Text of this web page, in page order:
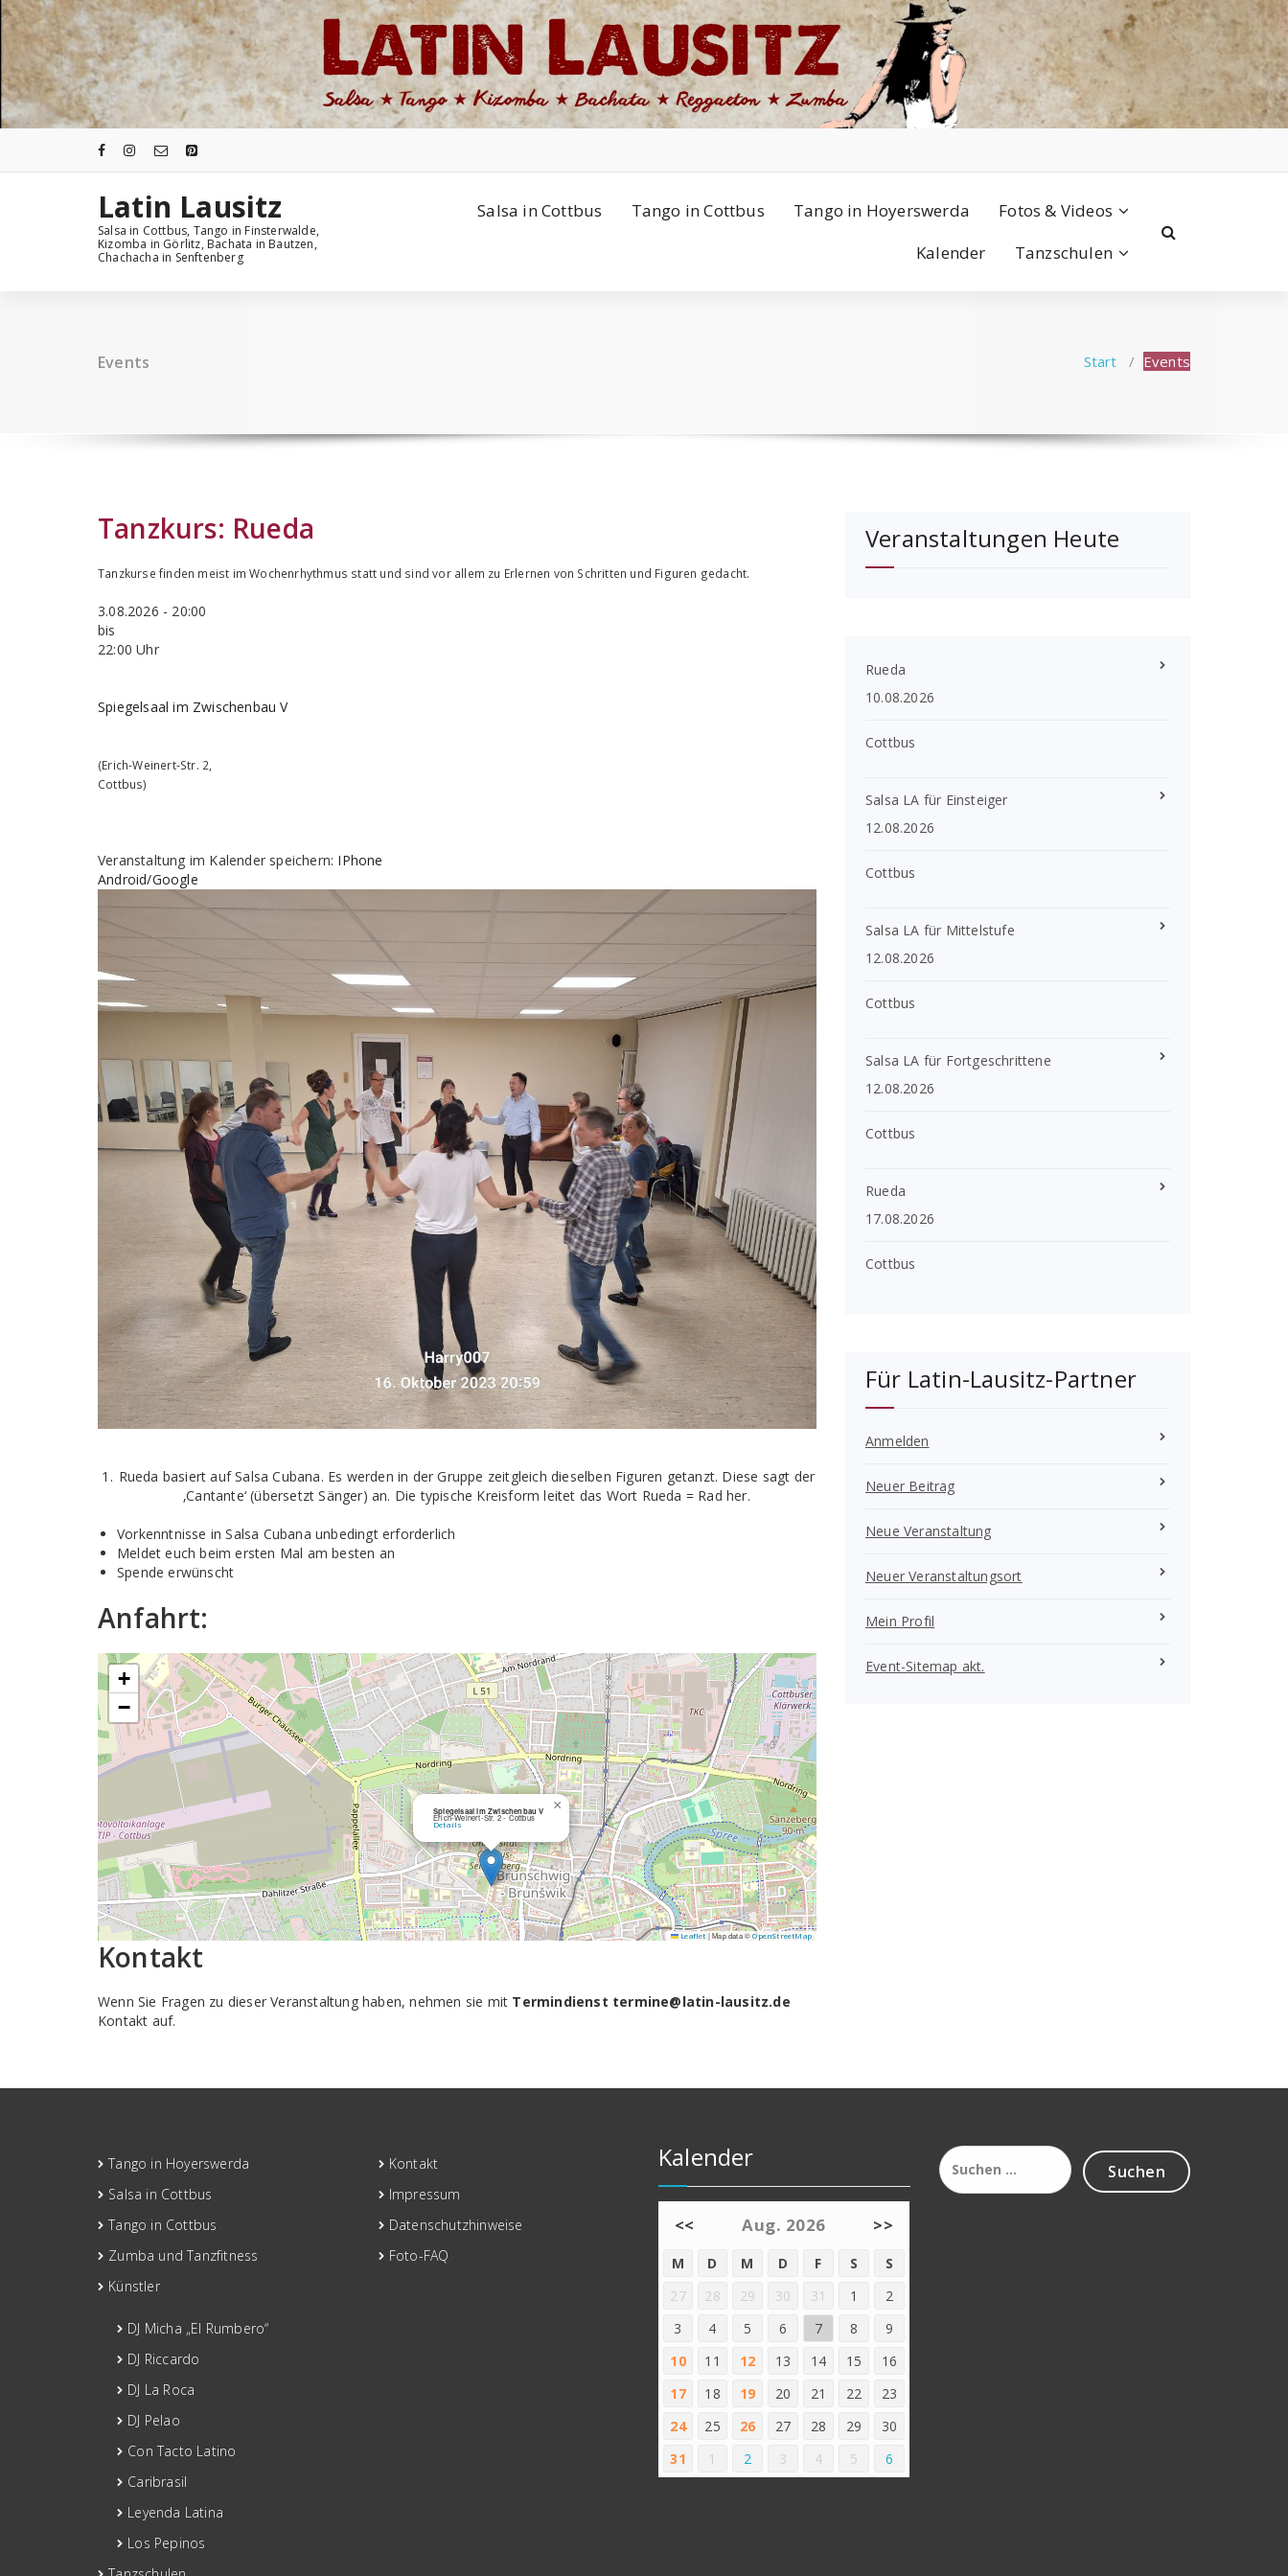
Zum
Inhalt
springen
Latin Lausitz
Salsa in Cottbus, Tango in Finsterwalde,
Kizomba in Görlitz, Bachata in Bautzen,
Chachacha in Senftenberg
Salsa in Cottbus Tango in Cottbus Tango in Hoyerswerda
Fotos & Videos
Kalender
Tanzschulen
Events Start / Events
Tanzkurs: Rueda
Tanzkurse finden meist im Wochenrhythmus statt und sind vor allem zu Erlernen von Schritten und Figuren gedacht.
3.08.2026 - 20:00
bis
22:00 Uhr
Spiegelsaal im Zwischenbau V
(Erich-Weinert-Str. 2,
Cottbus)
Veranstaltung im Kalender speichern: IPhone
Android/Google
Rueda basiert auf Salsa Cubana. Es werden in der Gruppe zeitgleich dieselben Figuren getanzt. Diese sagt der
‚Cantante‘ (übersetzt Sänger) an. Die typische Kreisform leitet das Wort Rueda = Rad her.
Vorkenntnisse in Salsa Cubana unbedingt erforderlich
Meldet euch beim ersten Mal am besten an
Spende erwünscht
Anfahrt:
Spiegelsaal im Zwischenbau V
Erich-Weinert-Str. 2 - Cottbus
Details
×
+
−
Leaflet |Map data ©OpenStreetMap
Kontakt
Wenn Sie Fragen zu dieser Veranstaltung haben, nehmen sie mit Termindienst termine@latin-lausitz.de
Kontakt auf.
Veranstaltungen Heute
Rueda
10.08.2026
Cottbus
Salsa LA für Einsteiger
12.08.2026
Cottbus
Salsa LA für Mittelstufe
12.08.2026
Cottbus
Salsa LA für Fortgeschrittene
12.08.2026
Cottbus
Rueda
17.08.2026
Cottbus
Für Latin-Lausitz-Partner
Anmelden
Neuer Beitrag
Neue Veranstaltung
Neuer Veranstaltungsort
Mein Profil
Event-Sitemap akt.
Tango in Hoyerswerda
Salsa in Cottbus
Tango in Cottbus
Zumba und Tanzfitness
Künstler
DJ Micha „El Rumbero“
DJ Riccardo
DJ La Roca
DJ Pelao
Con Tacto Latino
Caribrasil
Leyenda Latina
Los Pepinos
Kontakt
Impressum
Datenschutzhinweise
Foto-FAQ
Kalender
<< Aug. 2026 >>
M D M D F S
S
27
28 29 30 31 1
2
3
4 5 6 7 8
9
10
11 12 13 14 15
16
17
18 19 20 21 22
23
24
25 26 27 28 29
30
31
1 2 3 4 5 6
Suchen
nach: